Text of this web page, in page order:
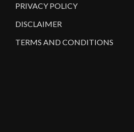
PRIVACY POLICY
DISCLAIMER
TERMS AND CONDITIONS